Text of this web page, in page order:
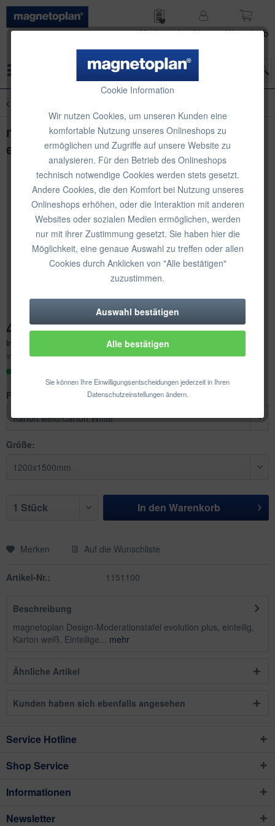
Merk­zettel
Mein
Waren­korb
Cookie Information
Wir nutzen Cookies, um unseren Kunden eine
komfortable Nutzung unseres Onlineshops zu
ermöglichen und Zugriffe auf unsere Website zu
analysieren. Für den Betrieb des Onlineshops
technisch notwendige Cookies werden stets gesetzt.
Andere Cookies, die den Komfort bei Nutzung unseres
Onlineshops erhöhen, oder die Interaktion mit anderen
Websites oder sozialen Medien ermöglichen, werden
nur mit ihrer Zustimmung gesetzt. Sie haben hier die
Möglichkeit, eine genaue Auswahl zu treffen oder allen
Cookies durch Anklicken von "Alle bestätigen"
zuzustimmen.
Technisch erforderlich
Komfortfunktionen
Auswahl bestätigen
Alle bestätigen
Sie können Ihre Einwilligungsentscheidungen jederzeit in Ihren
Datenschutzeinstellungen ändern.
magnetoplan Design-Moderationstafeln
evolution plus, einteilig
427,21 € *
Inhalt:
inkl. MwSt.zzgl. Versandkosten
Farbe:
Größe:
In den Warenkorb
Merken Auf die Wunschliste
Artikel-Nr.: 1151100
Beschreibung
magnetoplan Design-Moderationstafel evolution plus, einteilig,
Karton weiß. Einteilige... mehr
Ähnliche Artikel
Kunden haben sich ebenfalls angesehen
Service Hotline
Shop Service
Informationen
Newsletter